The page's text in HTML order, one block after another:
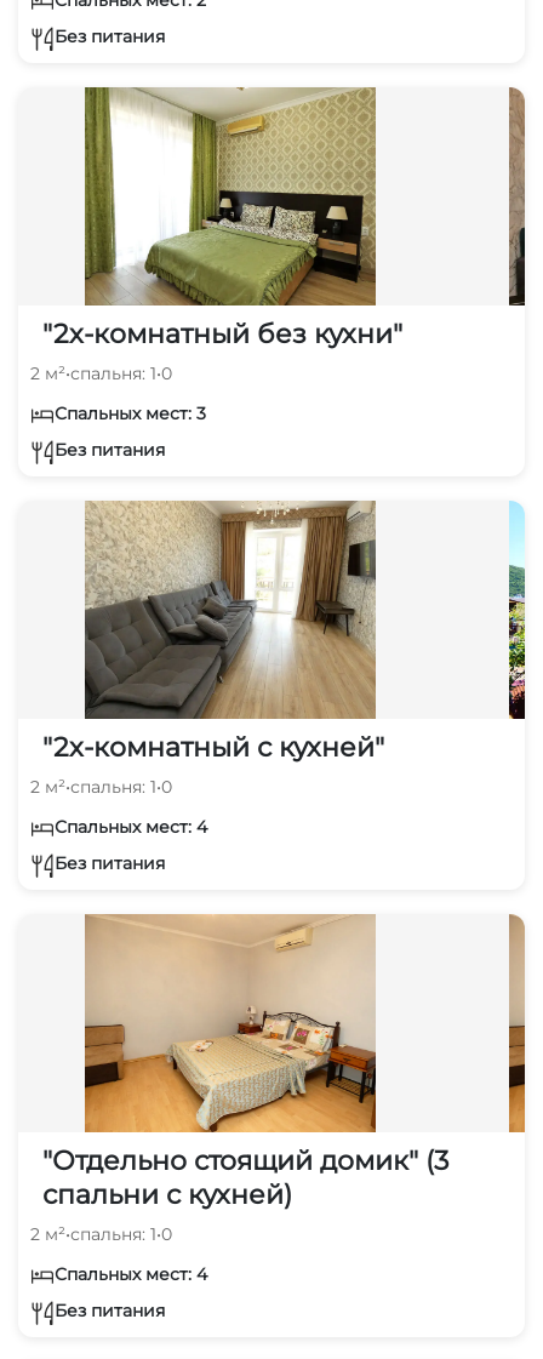
Без питания
"2х-комнатный без кухни"
2 м²•спальня: 1•0
Спальных мест: 3
Без питания
"2х-комнатный с кухней"
2 м²•спальня: 1•0
Спальных мест: 4
Без питания
"Отдельно стоящий домик" (3
спальни с кухней)
2 м²•спальня: 1•0
Спальных мест: 4
Без питания